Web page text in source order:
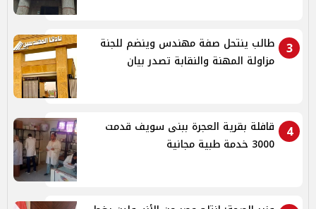
3
طالب ينتحل صفة مهندس وينضم للجنة
مزاولة المهنة والنقابة تصدر بيان
4
قافلة بقرية العجرة ببنى سويف قدمت
3000 خدمة طبية مجانية